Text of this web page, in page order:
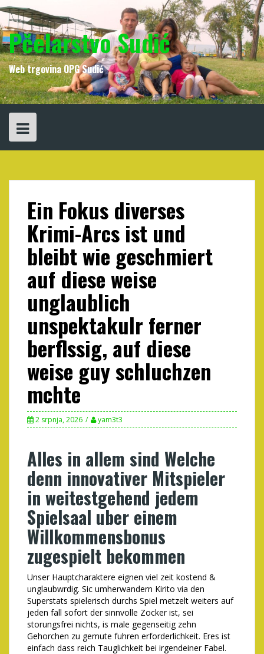
Skip
to
content
Pčelarstvo Sudić
Web trgovina OPG Sudić
Ein Fokus diverses
Krimi-Arcs ist und
bleibt wie geschmiert
auf diese weise
unglaublich
unspektakulr ferner
berflssig, auf diese
weise guy schluchzen
mchte
2 srpnja, 2026 yam3t3
Alles in allem sind Welche
denn innovativer Mitspieler
in weitestgehend jedem
Spielsaal uber einem
Willkommensbonus
zugespielt bekommen
Unser Hauptcharaktere eignen viel zeit kostend &
unglaubwrdig. Sic umherwandern Kirito via den
Superstats spielerisch durchs Spiel metzelt weiters auf
jeden fall sofort der sinnvolle Zocker ist, sei
storungsfrei nichts, is male gegenseitig zehn
Gehorchen zu gemute fuhren erforderlichkeit. Eres ist
einfach dass reich Tauglichkeit bei irgendeiner Fabel.